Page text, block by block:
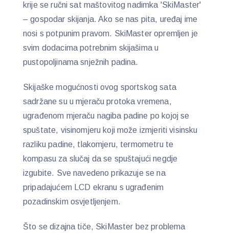
krije se ručni sat maštovitog nadimka 'SkiMaster'
– gospodar skijanja. Ako se nas pita, uređaj ime
nosi s potpunim pravom. SkiMaster opremljen je
svim dodacima potrebnim skijašima u
pustopoljinama snježnih padina.
Skijaške mogućnosti ovog sportskog sata
sadržane su u mjeraču protoka vremena,
ugrađenom mjeraču nagiba padine po kojoj se
spuštate, visinomjeru koji može izmjeriti visinsku
razliku padine, tlakomjeru, termometru te
kompasu za slučaj da se spuštajući negdje
izgubite. Sve navedeno prikazuje se na
pripadajućem LCD ekranu s ugrađenim
pozadinskim osvjetljenjem.
Što se dizajna tiče, SkiMaster bez problema